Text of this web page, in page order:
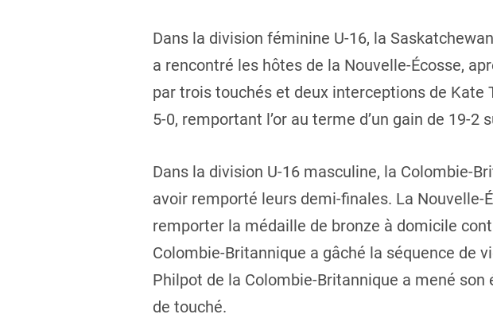
Dans la division féminine U-16, la
a rencontré les hôtes de la Nouvelle-Écosse,
par trois touchés et deux interceptions de
5-0, remportant l’or au terme d’un gain de 19-2
Dans la division U-16 masculine, la Colombie-
avoir remporté leurs demi-finales. La Nouvelle-
remporter la médaille de bronze à domicile
Colombie-Britannique a gâché la séquence de
Philpot de la Colombie-Britannique a mené
de touché.